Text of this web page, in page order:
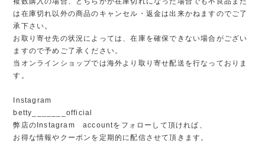
は在庫切れ以外の商品のキャンセル・返金は出来かねますのでご了
承下さい。
お取り寄せ先の状況によっては、在庫を確保できない場合がござい
ますので予めご了承ください。
当オンラインショップでは海外より取り寄せ配送を行なっておりま
す。
Instagram
betty_______official
弊店のInstagram accountをフォローして頂ければ、
お得な情報やクーポンを定期的に配信させて頂きます。